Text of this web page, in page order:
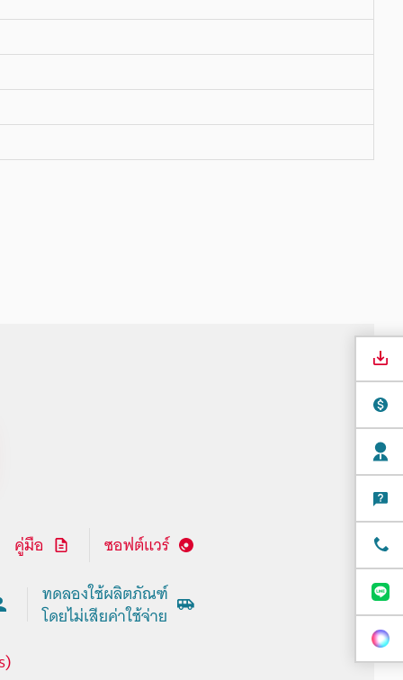
คู่มือ
ซอฟต์แวร์
ทดลองใช้ผลิตภัณฑ์
โดยไม่เสียค่าใช้จ่าย